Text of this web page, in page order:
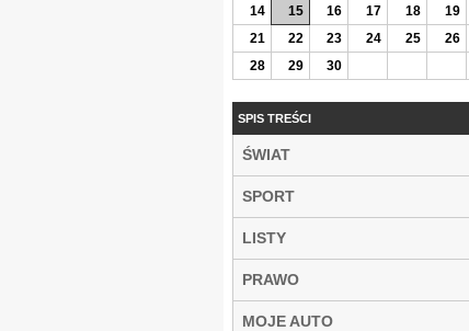
14
15 16 17 18 19
21
22 23 24 25 26
28
29 30
SPIS TREŚCI
ŚWIAT
SPORT
LISTY
PRAWO
MOJE AUTO